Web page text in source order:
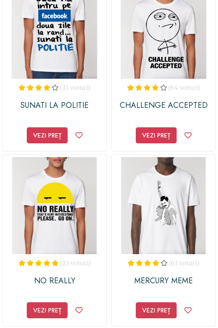
(33 voturi)
SUNATI LA POLITIE
VEZI PREȚ
(64 voturi)
CHALLENGE ACCEPTED
VEZI PREȚ
(23 voturi)
NO REALLY
VEZI PREȚ
(63 voturi)
MERCURY MEME
VEZI PREȚ